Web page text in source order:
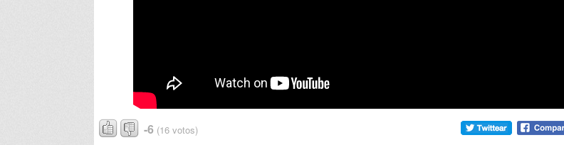
-6 (16 votos)